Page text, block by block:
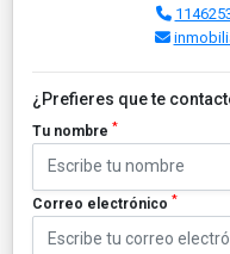
¿Prefieres que te
Tu nombre *
Correo electrónico *